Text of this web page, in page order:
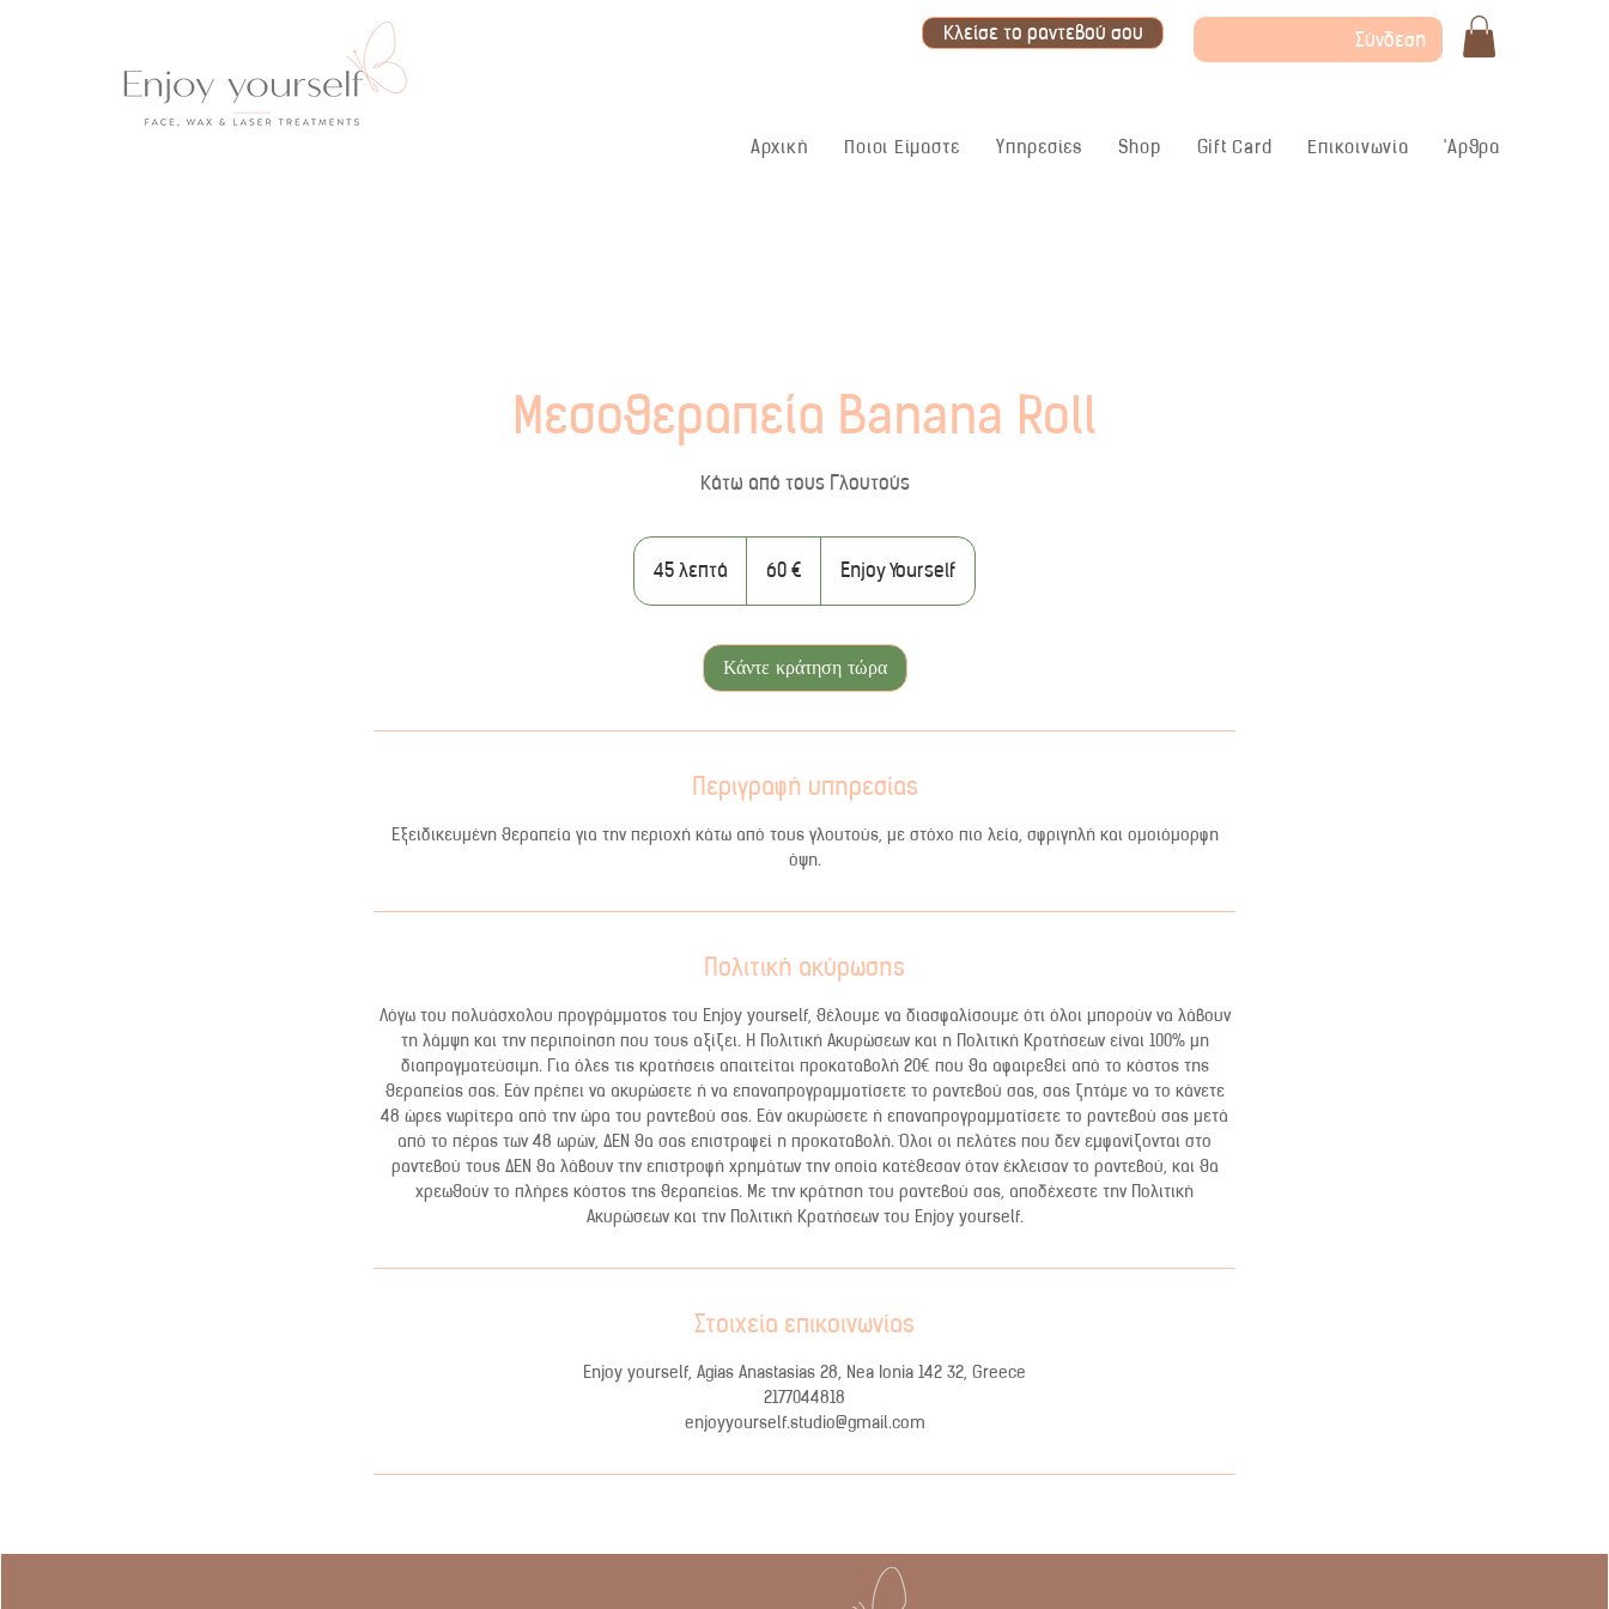
Κλείσε το ραντεβού σου Σύνδεση
Αρχική Ποιοι Είμαστε Υπηρεσίες Shop Gift Card Επικοινωνία 'Αρθρα
Μεσοθεραπεία Banana Roll
Κάτω από τους Γλουτούς
45 λεπτά
5
ε
π
60 € Enjoy Yourself
Κάντε κράτηση τώρα
Περιγραφή υπηρεσίας
Εξειδικευμένη θεραπεία για την περιοχή κάτω από τους γλουτούς, με στόχο πιο λεία, σφριγηλή και ομοιόμορφη
όψη.
Πολιτική ακύρωσης
Λόγω του πολυάσχολου προγράμματος του Enjoy yourself, θέλουμε να διασφαλίσουμε ότι όλοι μπορούν να λάβουν
τη λάμψη και την περιποίηση που τους αξίζει. Η Πολιτική Ακυρώσεων και η Πολιτική Κρατήσεων είναι 100% μη
διαπραγματεύσιμη. Για όλες τις κρατήσεις απαιτείται προκαταβολή 20€ που θα αφαιρεθεί από το κόστος της
θεραπείας σας. Εάν πρέπει να ακυρώσετε ή να επαναπρογραμματίσετε το ραντεβού σας, σας ζητάμε να το κάνετε
48 ώρες νωρίτερα από την ώρα του ραντεβού σας. Εάν ακυρώσετε ή επαναπρογραμματίσετε το ραντεβού σας μετά
από το πέρας των 48 ωρών, ΔΕΝ θα σας επιστραφεί η προκαταβολή. Όλοι οι πελάτες που δεν εμφανίζονται στο
ραντεβού τους ΔΕΝ θα λάβουν την επιστροφή χρημάτων την οποία κατέθεσαν όταν έκλεισαν το ραντεβού, και θα
χρεωθούν το πλήρες κόστος της θεραπείας. Με την κράτηση του ραντεβού σας, αποδέχεστε την Πολιτική
Ακυρώσεων και την Πολιτική Κρατήσεων του Enjoy yourself.
Στοιχεία επικοινωνίας
Enjoy yourself, Agias Anastasias 28, Nea Ionia 142 32, Greece
2177044818
enjoyyourself.studio@gmail.com